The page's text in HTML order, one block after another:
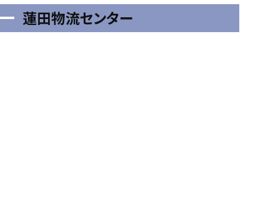
蓮田物流センター